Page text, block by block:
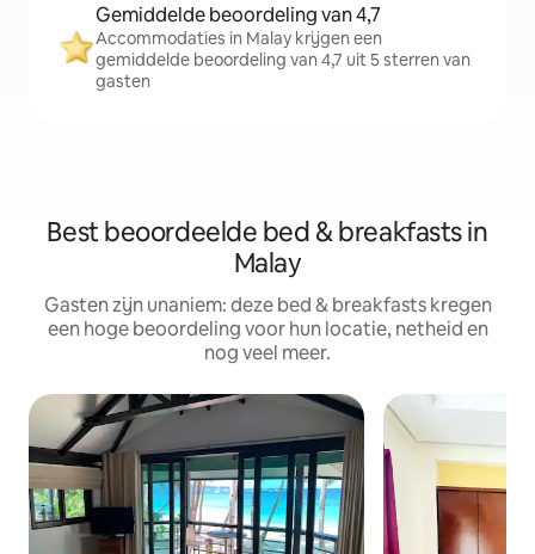
Gemiddelde beoordeling van 4,7
Accommodaties in Malay krijgen een
gemiddelde beoordeling van 4,7 uit 5 sterren van
gasten
Best beoordeelde bed & breakfasts in
Malay
Gasten zijn unaniem: deze bed & breakfasts kregen
een hoge beoordeling voor hun locatie, netheid en
nog veel meer.